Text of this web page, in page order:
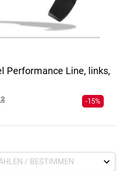
Performance Line, links,
² -15%